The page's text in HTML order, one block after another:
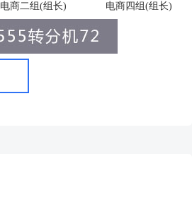
电商二组(组长) 电商四组(组长)